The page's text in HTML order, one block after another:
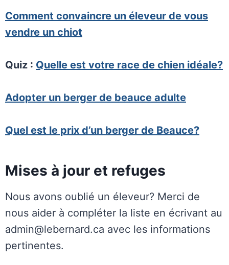
Comment convaincre un éleveur de vous
vendre un chiot
Quiz : Quelle est votre race de chien idéale?
Adopter un berger de beauce adulte
Quel est le prix d’un berger de Beauce?
Mises à jour et refuges
Nous avons oublié un éleveur? Merci de
nous aider à compléter la liste en écrivant au
admin@lebernard.ca avec les informations
pertinentes.